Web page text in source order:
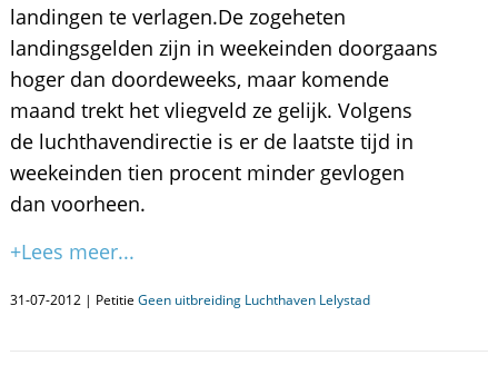
landingen te verlagen.De zogeheten
landingsgelden zijn in weekeinden doorgaans
hoger dan doordeweeks, maar komende
maand trekt het vliegveld ze gelijk. Volgens
de luchthavendirectie is er de laatste tijd in
weekeinden tien procent minder gevlogen
dan voorheen.
+Lees meer...
31-07-2012 | Petitie Geen uitbreiding Luchthaven Lelystad